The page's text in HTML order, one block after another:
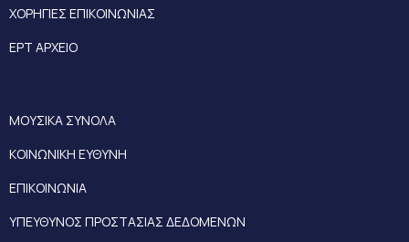
ΧΟΡΗΓΙΕΣ ΕΠΙΚΟΙΝΩΝΙΑΣ
ΕΡΤ ΑΡΧΕΙΟ
ΜΟΥΣΙΚΑ ΣΥΝΟΛΑ
ΚΟΙΝΩΝΙΚΗ ΕΥΘΥΝΗ
ΕΠΙΚΟΙΝΩΝΙΑ
ΥΠΕΥΘΥΝΟΣ ΠΡΟΣΤΑΣΙΑΣ ΔΕΔΟΜΕΝΩΝ